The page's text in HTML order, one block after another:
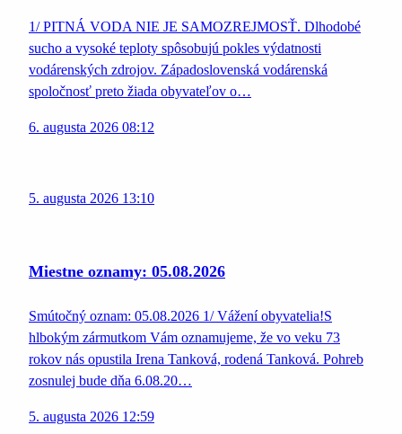
1/ PITNÁ VODA NIE JE SAMOZREJMOSŤ. Dlhodobé
sucho a vysoké teploty spôsobujú pokles výdatnosti
vodárenských zdrojov. Západoslovenská vodárenská
spoločnosť preto žiada obyvateľov o…
6. augusta 2026 08:12
5. augusta 2026 13:10
Miestne oznamy: 05.08.2026
Smútočný oznam: 05.08.2026 1/ Vážení obyvatelia!S
hlbokým zármutkom Vám oznamujeme, že vo veku 73
rokov nás opustila Irena Tanková, rodená Tanková. Pohreb
zosnulej bude dňa 6.08.20…
5. augusta 2026 12:59